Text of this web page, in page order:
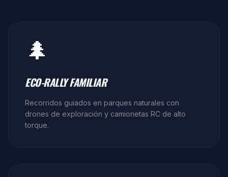
🌲
ECO-RALLY FAMILIAR
Recorridos guiados en parques naturales con
drones de exploración y camionetas RC de alto
torque.